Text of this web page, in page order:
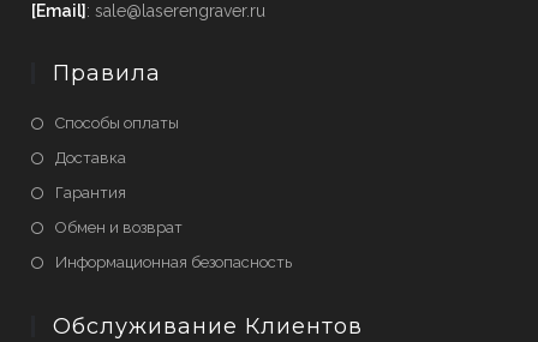
[Email] : sale@laserengraver.ru
Правила
Способы оплаты
Доставка
Гарантия
Обмен и возврат
Информационная безопасность
Обслуживание Клиентов